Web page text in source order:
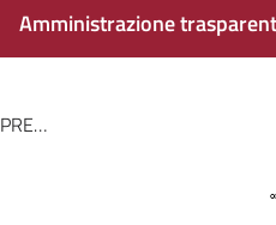
Amministrazione
SINISTRA